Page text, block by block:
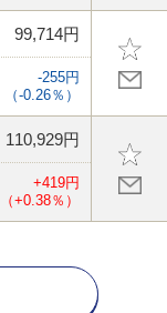
99,714円
-255円
（-0.26％）
110,929円
+419円
（+0.38％）